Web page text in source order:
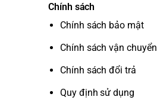
Chính sách
Chính sách bảo mật
Chính sách vận chuyển
Chính sách đổi trả
Quy định sử dụng